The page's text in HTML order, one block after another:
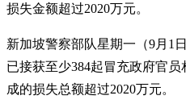
损失金额超过2020万元。
新加坡警察部队星期一（9月1
已接获至少384起冒充政府官
成的损失总额超过2020万元。